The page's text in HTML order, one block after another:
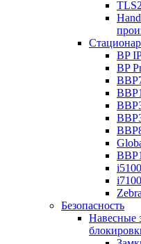
BP
BP
i5100
i7100
Безопасность
Навесные